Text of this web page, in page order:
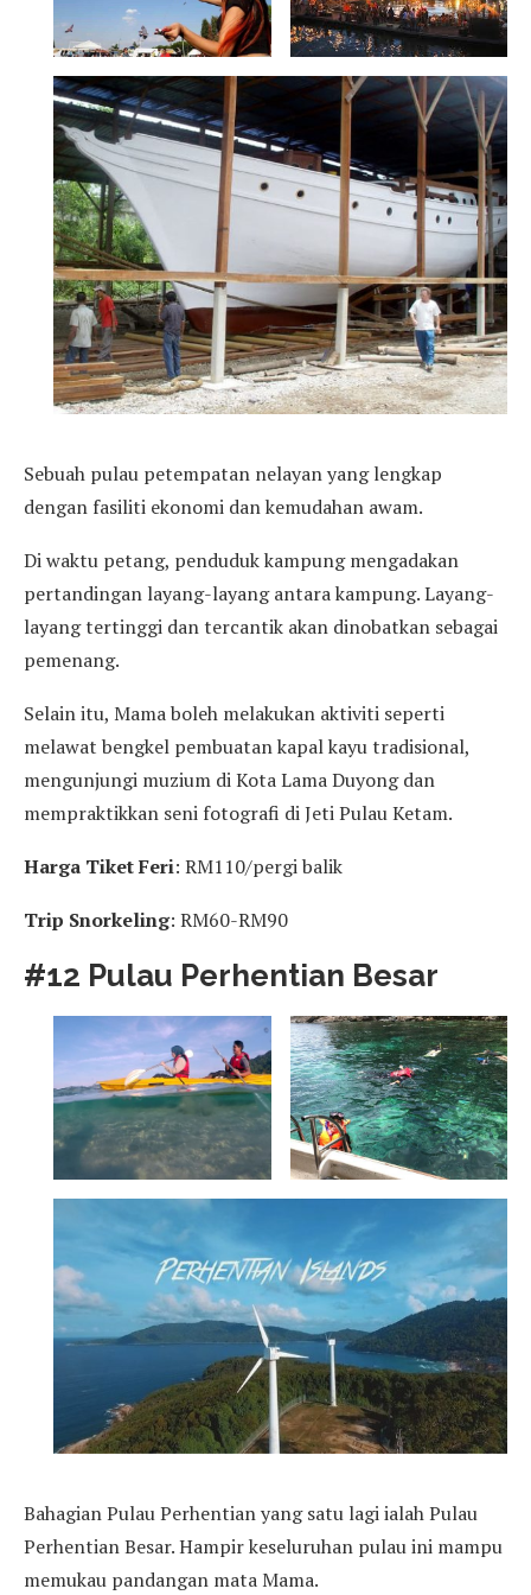
Sebuah pulau petempatan nelayan yang lengkap
dengan fasiliti ekonomi dan kemudahan awam.
Di waktu petang, penduduk kampung mengadakan
pertandingan layang-layang antara kampung. Layang-
layang tertinggi dan tercantik akan dinobatkan sebagai
pemenang.
Selain itu, Mama boleh melakukan aktiviti seperti
melawat bengkel pembuatan kapal kayu tradisional,
mengunjungi muzium di Kota Lama Duyong dan
mempraktikkan seni fotografi di Jeti Pulau Ketam.
Harga Tiket Feri: RM110/pergi balik
Trip Snorkeling: RM60-RM90
#12 Pulau Perhentian Besar
Bahagian Pulau Perhentian yang satu lagi ialah Pulau
Perhentian Besar. Hampir keseluruhan pulau ini mampu
memukau pandangan mata Mama.